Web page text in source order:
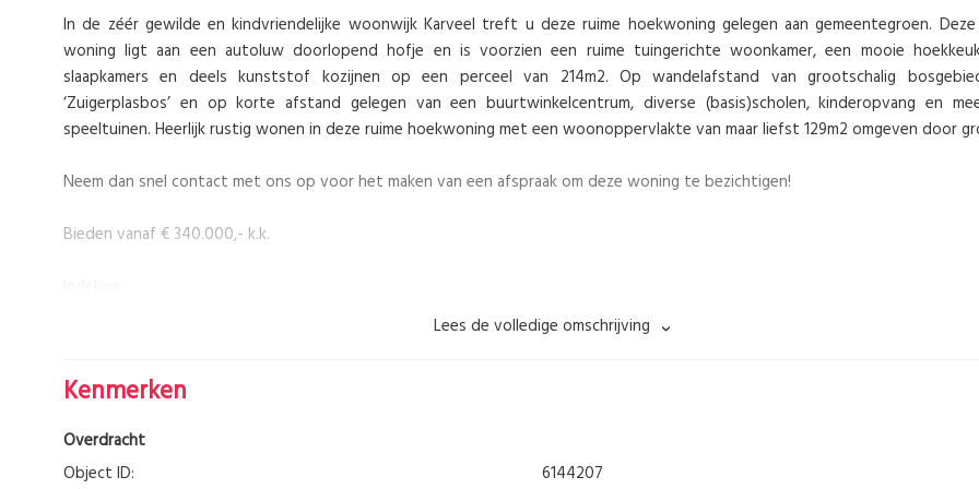
In de zéér gewilde en kindvriendelijke woonwijk Karveel treft u deze ruime hoekwoning gelegen aan gemeentegroen. Deze
woning ligt aan een autoluw doorlopend hofje en is voorzien een ruime tuingerichte woonkamer, een mooie
slaapkamers en deels kunststof kozijnen op een perceel van 214m2. Op wandelafstand van grootschalig
‘Zuigerplasbos’ en op korte afstand gelegen van een buurtwinkelcentrum, diverse (basis)scholen, kinderopvang en
speeltuinen. Heerlijk rustig wonen in deze ruime hoekwoning met een woonoppervlakte van maar liefst 129m2 omgeven door
Neem dan snel contact met ons op voor het maken van een afspraak om deze woning te bezichtigen!
Bieden vanaf € 340.000,- k.k.
Entree met doorgang naar de berging en een doorgang naar de hal. In de hal treft u de meterkast en trapgang naar de
openslaande deur loop je zo de tuin in welke aan gemeentegroen grenst. De moderne open hoekkeuken uit 2019 beschikt
verdieping is voorzien van een nette houten vloerdelen en lichte wandafwerking.
Lees de volledige omschrijving
Kenmerken
Overdracht
Object ID:
6144207